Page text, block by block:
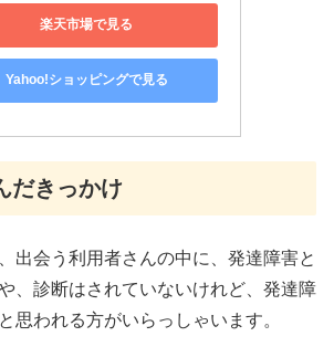
楽天市場で見る
Yahoo!ショッピングで見る
だきっかけ
出会う利用者さんの中に、発達障害と
、診断はされていないけれど、発達障
思われる方がいらっしゃいます。